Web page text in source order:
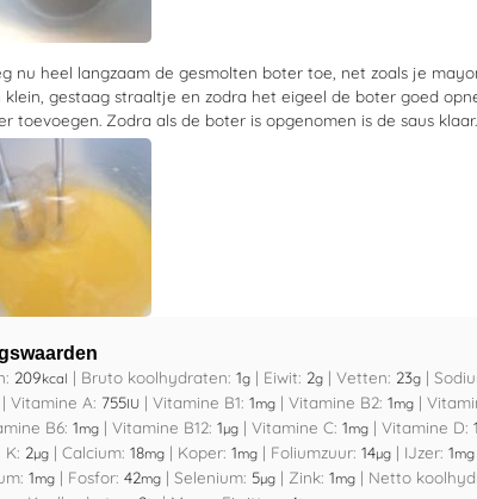
nu heel langzaam de gesmolten boter toe, net zoals je
klein, gestaag straaltje en zodra het eigeel de boter goed
toevoegen. Zodra als de boter is opgenomen is de saus klaar.
209kcal | Bruto koolhydraten: 1g | Eiwit: 2g | Vetten: 23g |
| Vitamine A: 755IU | Vitamine B1: 1mg | Vitamine B2: 1mg |
B6: 1mg | Vitamine B12: 1µg | Vitamine C: 1mg | Vitamine D: 1
K: 2µg | Calcium: 18mg | Koper: 1mg | Foliumzuur: 14µg | IJzer: 1mg
1mg | Fosfor: 42mg | Selenium: 5µg | Zink: 1mg | Netto